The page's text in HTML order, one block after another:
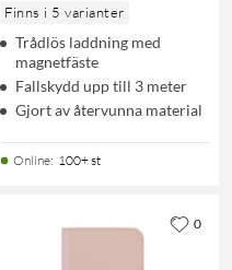
Finns i 5 varianter
Trådlös laddning med
magnetfäste
Fallskydd upp till 3 meter
Gjort av återvunna material
Online: 100+ st
0